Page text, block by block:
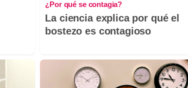
¿Por qué se contagia?
La ciencia explica por qué el
bostezo es contagioso